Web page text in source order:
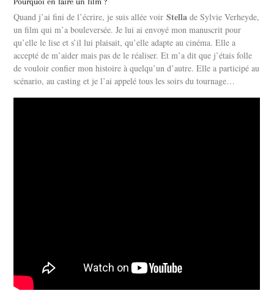
Quand j’ai fini de l’écrire, je suis allée voirStellade Sylvie Verheyde,
un film qui m’a bouleversée. Je lui ai envoyé mon manuscrit pour
qu’elle le lise et s’il lui plaisait, qu’elle adapte au cinéma. Elle a
accepté de m’aider mais pas de le réaliser. Et m’a dit que j’étais folle
de vouloir confier mon histoire à quelqu’un d’autre. Elle a participé au
scénario, au casting et je l’ai appelé tous les soirs du tournage…